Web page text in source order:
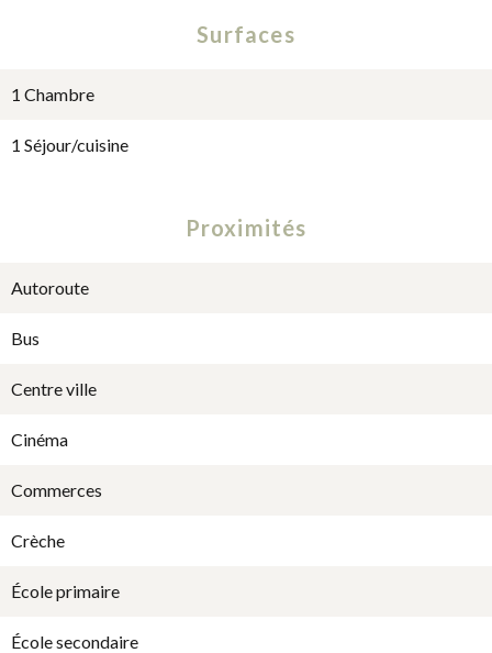
Surfaces
1 Chambre
1 Séjour/cuisine
Proximités
Autoroute
Bus
Centre ville
Cinéma
Commerces
Crèche
École primaire
École secondaire